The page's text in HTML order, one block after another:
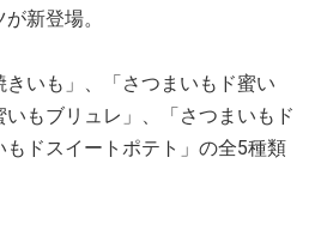
新登場。
きいも」、「さつまいもド蜜い
もブリュレ」、「さつまいもド
ドスイートポテト」の全5種類